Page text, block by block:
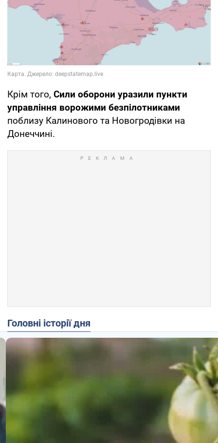
Крім того, Сили оборони уразили пункти
управління ворожими безпілотниками
поблизу Калинового та Новогродівки на
Донеччині.
Головні історії дня